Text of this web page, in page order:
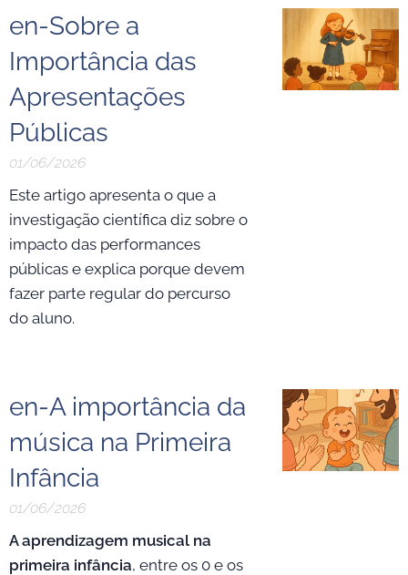
en-Sobre a
Importância das
Apresentações
Públicas
01/06/2026
Este artigo apresenta o que a
investigação científica diz sobre o
impacto das performances
públicas e explica porque devem
fazer parte regular do percurso
do aluno.
en-A importância da
música na Primeira
Infância
01/06/2026
A aprendizagem musical na
primeira infância, entre os 0 e os